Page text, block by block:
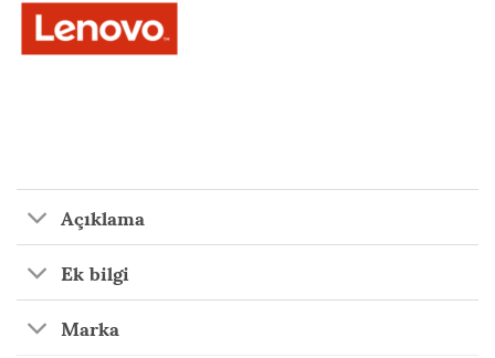
Açıklama
Ek bilgi
Marka